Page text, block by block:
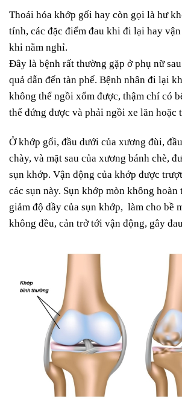
Thoái hóa khớp gối hay còn gọi là hư
tính, các đặc điểm đau khi đi lại hay
khi nằm nghỉ.
Đây là bệnh rất thường gặp ở phụ nữ
quả dẫn đến tàn phế. Bệnh nhân đi lại
không thể ngồi xổm được, thậm chí có
thể đứng được và phải ngồi xe lăn hoặc
Ở khớp gối, đầu dưới của xương đùi,
chày, và mặt sau của xương bánh chè,
sụn khớp. Vận động của khớp được
các sụn này. Sụn khớp mòn không
giảm độ dầy của sụn khớp, làm cho bề
không đều, cản trở tới vận động, gây